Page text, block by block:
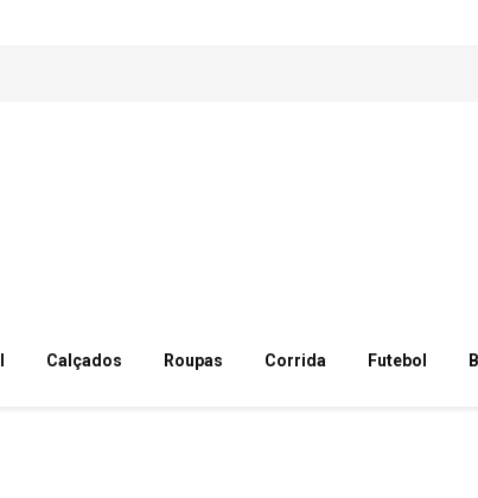
Calçados Roupas Corrida Futebol